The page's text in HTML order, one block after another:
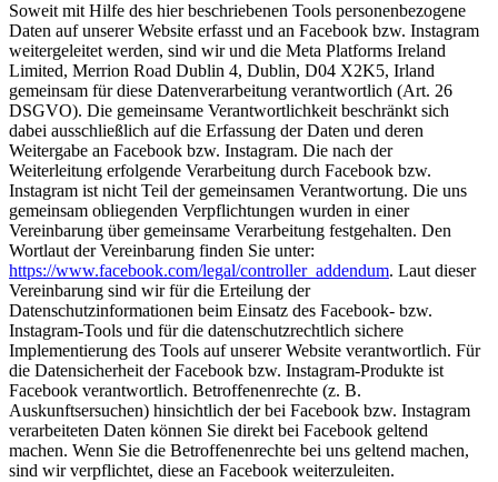
Soweit mit Hilfe des hier beschriebenen Tools personenbezogene
Daten auf unserer Website erfasst und an Facebook bzw. Instagram
weitergeleitet werden, sind wir und die Meta Platforms Ireland
Limited, Merrion Road Dublin 4, Dublin, D04 X2K5, Irland
gemeinsam für diese Datenverarbeitung verantwortlich (Art. 26
DSGVO). Die gemeinsame Verantwortlichkeit beschränkt sich
dabei ausschließlich auf die Erfassung der Daten und deren
Weitergabe an Facebook bzw. Instagram. Die nach der
Weiterleitung erfolgende Verarbeitung durch Facebook bzw.
Instagram ist nicht Teil der gemeinsamen Verantwortung. Die uns
gemeinsam obliegenden Verpflichtungen wurden in einer
Vereinbarung über gemeinsame Verarbeitung festgehalten. Den
Wortlaut der Vereinbarung finden Sie unter:
https://www.facebook.com/legal/controller_addendum. Laut dieser
Vereinbarung sind wir für die Erteilung der
Datenschutzinformationen beim Einsatz des Facebook- bzw.
Instagram-Tools und für die datenschutzrechtlich sichere
Implementierung des Tools auf unserer Website verantwortlich. Für
die Datensicherheit der Facebook bzw. Instagram-Produkte ist
Facebook verantwortlich. Betroffenenrechte (z. B.
Auskunftsersuchen) hinsichtlich der bei Facebook bzw. Instagram
verarbeiteten Daten können Sie direkt bei Facebook geltend
machen. Wenn Sie die Betroffenenrechte bei uns geltend machen,
sind wir verpflichtet, diese an Facebook weiterzuleiten.